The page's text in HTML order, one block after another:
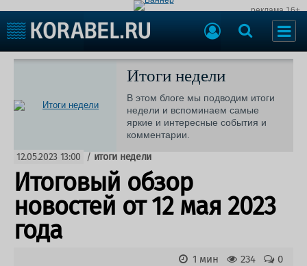
реклама 16+
Судостроение
Пресс-релизы
Яхты и катера
Еще
Судостроение
Новости
Торговая площадка
Оборудование
Итоги недели
В этом блоге мы подводим итоги
недели и вспоминаем самые
яркие и интересные события и
комментарии.
12.05.2023 13:00 / итоги недели
Итоговый обзор
новостей от 12 мая 2023
года
0
234
1 мин